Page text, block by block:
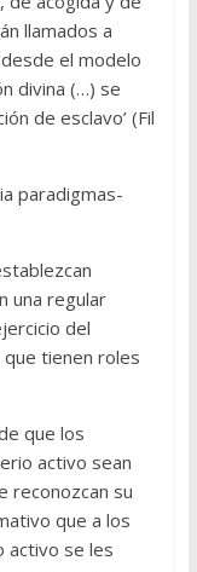
llamados a
el modelo
divina (…) se
de esclavo’ (Fil
paradigmas-
una regular
del
tienen roles
que los
activo sean
reconozcan su
que a los
activo se les